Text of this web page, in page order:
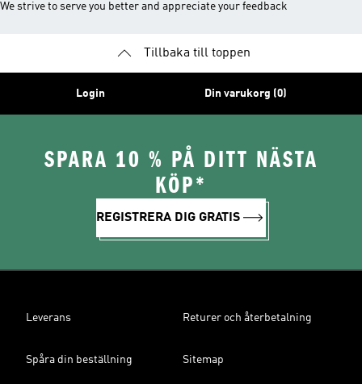
We strive to serve you better and appreciate your feedback
Tillbaka till toppen
Login Din varukorg (0)
SPARA 10 % PÅ DITT NÄSTA
KÖP*
REGISTRERA DIG GRATIS
Leverans Returer och återbetalning
Spåra din beställning Sitemap